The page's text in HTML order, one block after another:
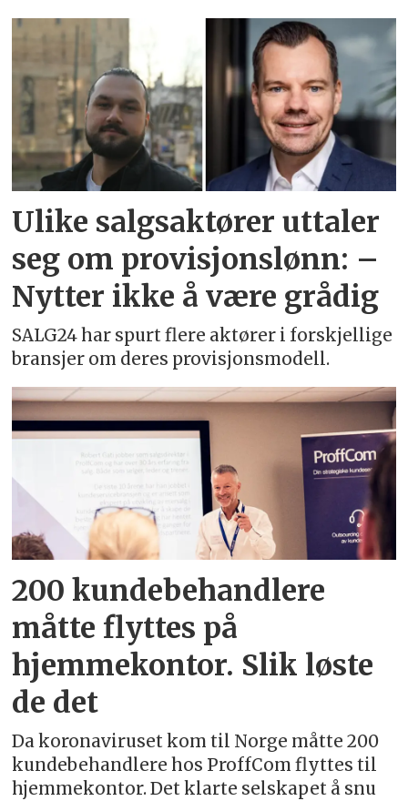
Emne:
robert
gati
Ulike salgsaktører uttaler
seg om provisjonslønn: –
Nytter ikke å være grådig
SALG24 har spurt flere aktører i forskjellige
bransjer om deres provisjonsmodell.
200 kunde­behandlere
måtte flyttes på
hjemmekontor. Slik løste
de det
Da koronaviruset kom til Norge måtte 200
kundebehandlere hos ProffCom flyttes til
hjemmekontor. Det klarte selskapet å snu